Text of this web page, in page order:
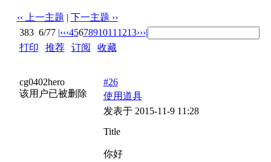
‹‹ 上一主题 | 下一主题 ››
383 6/77 |‹‹‹4567891011 1213›››|
打印
推荐| 订阅
收藏
cg0402hero
该用户已被删除
#26
使用道具
发表于 2015-11-9 11:28
Title
你好